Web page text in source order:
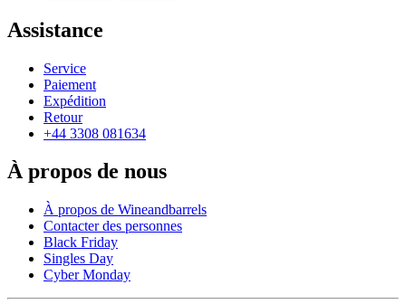
Assistance
Service
Paiement
Expédition
Retour
+44 3308 081634
À propos de nous
À propos de Wineandbarrels
Contacter des personnes
Black Friday
Singles Day
Cyber Monday